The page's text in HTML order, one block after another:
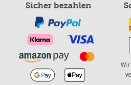
Sicher bezahlen